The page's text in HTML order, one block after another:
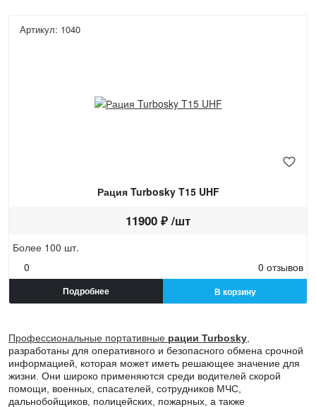
Артикул: 1040
Рация Turbosky T15 UHF
11900 ₽ /шт
Более 100 шт.
0
0 отзывов
Подробнее В корзину
Профессиональные портативные рации Turbosky
разработаны для оперативного и безопасного обмена срочной
информацией, которая может иметь решающее значение для
жизни. Они широко применяются среди водителей скорой
помощи, военных, спасателей, сотрудников МЧС,
дальнобойщиков, полицейских, пожарных, а также